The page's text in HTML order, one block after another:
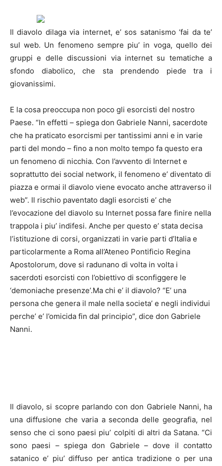
Il diavolo dilaga via internet, e’ sos satanismo ‘fai da te’
sul web. Un fenomeno sempre piu’ in voga, quello dei
gruppi e delle discussioni via internetsu tematiche a
sfondo diabolico, che sta prendendo piede tra i
giovanissimi.
E la cosa preoccupa non poco gli esorcisti del nostro
Paese. “In effetti – spiega don Gabriele Nanni, sacerdote
che ha praticato esorcismi per tantissimi anni e in varie
parti del mondo – fino a non molto tempo fa questo era
un fenomeno di nicchia. Con l’avvento di Internet e
soprattutto dei social network, il fenomeno e’ diventato di
piazza e ormai il diavolo viene evocato anche attraverso il
web”. Il rischio paventato dagli esorcisti e’ che
l’evocazione del diavolo su Internet possa fare finire nella
trappola i piu’ indifesi. Anche per questo e’ stata decisa
l’istituzione di corsi, organizzati in varie parti d’Italia e
particolarmente a Roma all’Ateneo Pontificio Regina
Apostolorum, dove si radunano di volta in volta i
sacerdoti esorcisti con l’obiettivo di sconfiggere le
‘demoniache presenze’.Ma chi e’ il diavolo? “E’ una
persona che genera il male nella societa’ e negli individui
perche’ e’ l’omicida fin dal principio”, dice don Gabriele
Nanni.
Il diavolo, si scopre parlando con don Gabriele Nanni, ha
una diffusione che varia a seconda delle geografia, nel
senso che ci sono paesi piu’ colpiti di altri da Satana. “Ci
sono paesi – spiega don Gabriele – dove il contatto
satanico e’ piu’ diffuso per antica tradizione o per una